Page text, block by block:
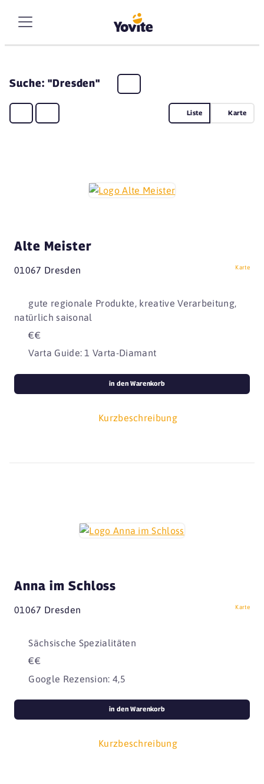
Suche: "Dresden"
Liste Karte
Alte Meister
01067 Dresden Karte
gute regionale Produkte, kreative Verarbeitung,
natürlich saisonal
€€
Varta Guide: 1 Varta-Diamant
Kurzbeschreibung
in den Warenkorb
Anna im Schloss
01067 Dresden Karte
Sächsische Spezialitäten
€€
Google Rezension: 4,5
Kurzbeschreibung
in den Warenkorb